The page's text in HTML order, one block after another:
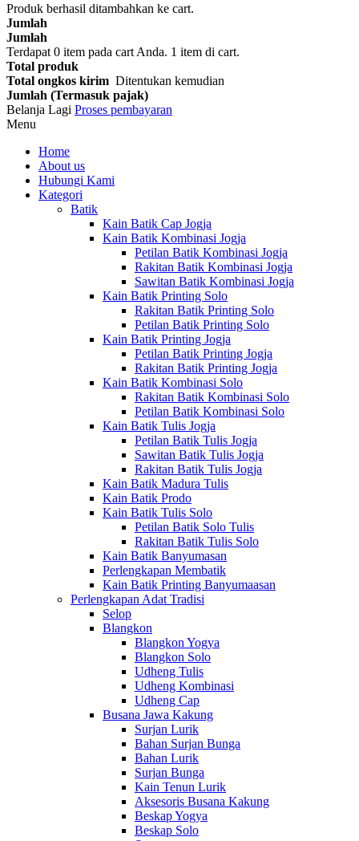
Produk berhasil ditambahkan ke cart.
Jumlah
Jumlah
Terdapat 0 item pada cart Anda. 1 item di cart.
Total produk
Total ongkos kirim Ditentukan kemudian
Jumlah (Termasuk pajak)
Belanja Lagi Proses pembayaran
Menu
Home
About us
Hubungi Kami
Kategori
Batik
Kain Batik Cap Jogja
Kain Batik Kombinasi Jogja
Petilan Batik Kombinasi Jogja
Rakitan Batik Kombinasi Jogja
Sawitan Batik Kombinasi Jogja
Kain Batik Printing Solo
Rakitan Batik Printing Solo
Petilan Batik Printing Solo
Kain Batik Printing Jogja
Petilan Batik Printing Jogja
Rakitan Batik Printing Jogja
Kain Batik Kombinasi Solo
Rakitan Batik Kombinasi Solo
Petilan Batik Kombinasi Solo
Kain Batik Tulis Jogja
Petilan Batik Tulis Jogja
Sawitan Batik Tulis Jogja
Rakitan Batik Tulis Jogja
Kain Batik Madura Tulis
Kain Batik Prodo
Kain Batik Tulis Solo
Petilan Batik Solo Tulis
Rakitan Batik Tulis Solo
Kain Batik Banyumasan
Perlengkapan Membatik
Kain Batik Printing Banyumaasan
Perlengkapan Adat Tradisi
Selop
Blangkon
Blangkon Yogya
Blangkon Solo
Udheng Tulis
Udheng Kombinasi
Udheng Cap
Busana Jawa Kakung
Surjan Lurik
Bahan Surjan Bunga
Bahan Lurik
Surjan Bunga
Kain Tenun Lurik
Aksesoris Busana Kakung
Beskap Yogya
Beskap Solo